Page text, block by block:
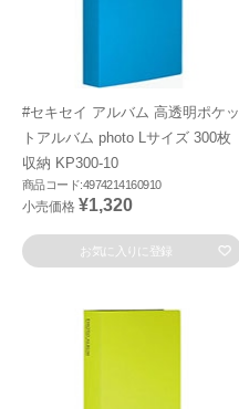
#セキセイ アルバム 高透明ポケッ
トアルバム photo Lサイズ 300枚
収納 KP300-10
商品コード:4974214160910
小売価格 ¥1,320
お気に入りに登録